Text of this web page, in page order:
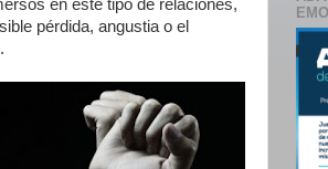
en este tipo de relaciones,
pérdida, angustia o el